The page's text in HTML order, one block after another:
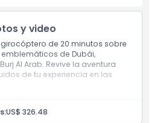
una forma divertida, segura y
desde arriba, ofreciendo
y video
de 20 minutos sobre
de Dubái,
Al Arab. Revive la aventura
de tu experiencia en las
en Girocóptero - 20 minutos
de 20 minutos con
US$ 326.48